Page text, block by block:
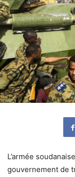
L’armée
gouvernement de